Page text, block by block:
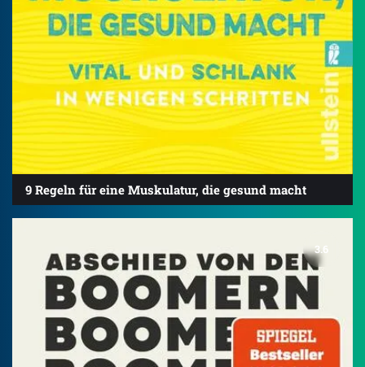
9 Regeln für eine Muskulatur, die gesund macht
3.6